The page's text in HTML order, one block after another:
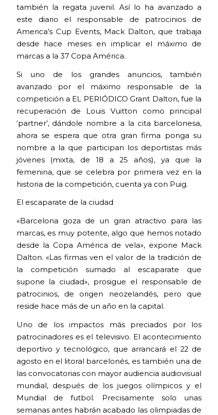
también la regata juvenil. Así lo ha avanzado a
este diario el responsable de patrocinios de
America’s Cup Events, Mack Dalton, que trabaja
desde hace meses en implicar el máximo de
marcas a la 37 Copa América.
Si uno de los grandes anuncios, también
avanzado por el máximo responsable de la
competición a EL PERIÓDICO Grant Dalton, fue la
recuperación de Louis Vuitton como principal
‘partner’, dándole nombre a la cita barcelonesa,
ahora se espera que otra gran firma ponga su
nombre a la que participan los deportistas más
jóvenes (mixta, de 18 a 25 años), ya que la
femenina, que se celebra por primera vez en la
historia de la competición, cuenta ya con Puig.
El escaparate de la ciudad
«Barcelona goza de un gran atractivo para las
marcas, es muy potente, algo que hemos notado
desde la Copa América de vela», expone Mack
Dalton. «Las firmas ven el valor de la tradición de
la competición sumado al escaparate que
supone la ciudad», prosigue el responsable de
patrocinios, de origen neozelandés, pero que
reside hace más de un año en la capital.
Uno de los impactos más preciados por los
patrocinadores es el televisivo. El acontecimiento
deportivo y tecnológico, que arrancará el 22 de
agosto en el litoral barcelonés, es también una de
las convocatorias con mayor audiencia audiovisual
mundial, después de los juegos olímpicos y el
Mundial de futbol. Precisamente solo unas
semanas antes habrán acabado las olimpiadas de